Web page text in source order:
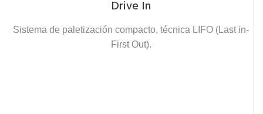
Drive In
Sistema de paletización compacto, técnica LIFO (Last in-
First Out).